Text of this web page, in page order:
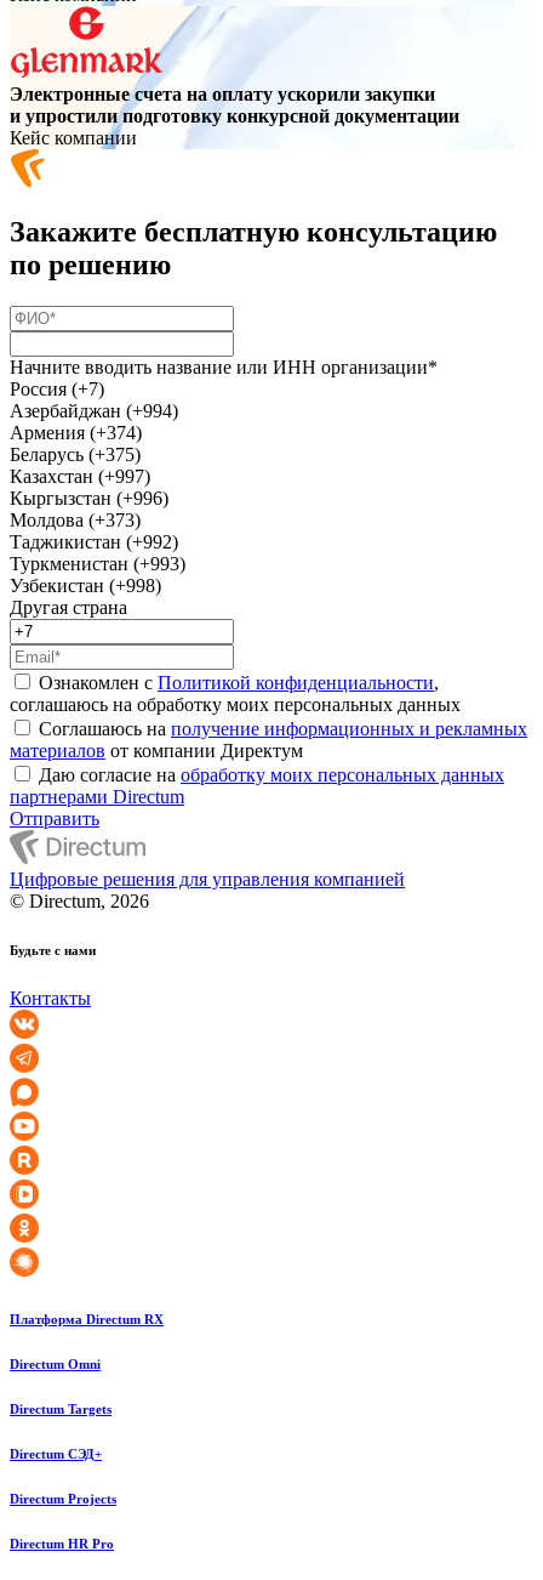
Электронные счета на оплату ускорили закупки
и упростили подготовку конкурсной документации
Кейс компании
Закажите бесплатную консультацию
по решению
Начните вводить название или ИНН организации*
Россия (+7)
Азербайджан (+994)
Армения (+374)
Беларусь (+375)
Казахстан (+997)
Кыргызстан (+996)
Молдова (+373)
Таджикистан (+992)
Туркменистан (+993)
Узбекистан (+998)
Другая страна
Ознакомлен с Политикой конфиденциальности,
соглашаюсь на обработку моих персональных данных
Соглашаюсь на получение информационных и рекламных
материалов от компании Директум
Даю согласие на обработку моих персональных данных
партнерами Directum
Отправить
Цифровые решения для управления компанией
© Directum, 2026
Будьте с нами
Контакты
Платформа Directum RX
Directum Omni
Directum Targets
Directum СЭД+
Directum Projects
Directum HR Pro